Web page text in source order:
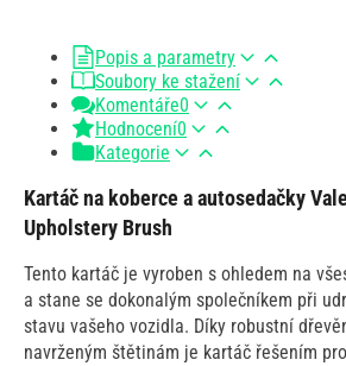
Popis a parametry
Soubory ke stažení
Komentáře0
Hodnocení0
Kategorie
Kartáč na koberce a autosedačky
Upholstery Brush
Tento kartáč je vyroben s ohledem na
a stane se dokonalým společníkem při
stavu vašeho vozidla. Díky robustní
navrženým štětinám je kartáč řešením